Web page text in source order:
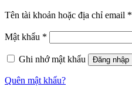
Tên tài khoản hoặc địa chỉ email *
Mật khẩu *
Ghi nhớ mật khẩu Đăng nhập
Quên mật khẩu?